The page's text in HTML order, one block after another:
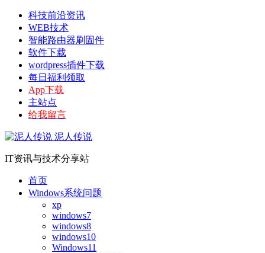
科技前沿资讯
WEB技术
智能路由器刷固件
软件下载
wordpress插件下载
每日福利领取
App下载
主站点
给我留言
泥人传说
IT资讯与技术分享站
首页
Windows系统问题
xp
windows7
windows8
windows10
Windows11